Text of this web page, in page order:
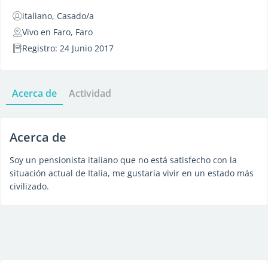
italiano, Casado/a
Vivo en Faro, Faro
Registro: 24 Junio 2017
Acerca de Actividad
Acerca de
Soy un pensionista italiano que no está satisfecho con la
situación actual de Italia, me gustaría vivir en un estado más
civilizado.